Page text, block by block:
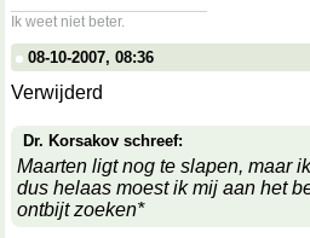
Ik weet niet beter.
08-10-2007, 08:36
Verwijderd
Dr. Korsakov schreef:
Maarten ligt nog te slapen, maar
dus helaas moest ik mij aan het
ontbijt zoeken*